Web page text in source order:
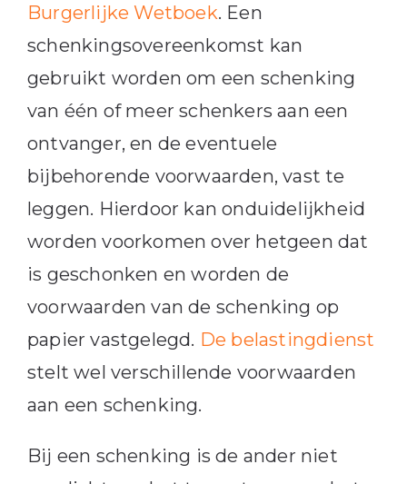
Burgerlijke Wetboek. Een
schenkingsovereenkomst kan
gebruikt worden om een schenking
van één of meer schenkers aan een
ontvanger, en de eventuele
bijbehorende voorwaarden, vast te
leggen. Hierdoor kan onduidelijkheid
worden voorkomen over hetgeen dat
is geschonken en worden de
voorwaarden van de schenking op
papier vastgelegd. De belastingdienst
stelt wel verschillende voorwaarden
aan een schenking.
Bij een schenking is de ander niet